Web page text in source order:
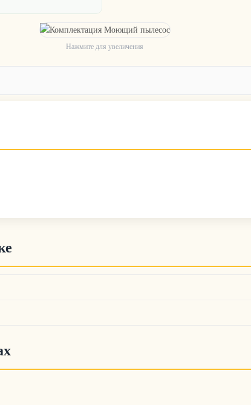
Нажмите для увеличения